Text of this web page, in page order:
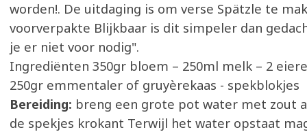
worden!. De uitdaging is om verse Spätzle te
voorverpakte Blijkbaar is dit simpeler dan
je er niet voor nodig".
Ingrediënten 350gr bloem – 250ml melk – 2
250gr emmentaler of gruyèrekaas - spekblokjes
Bereiding: breng een grote pot water met zout
de spekjes krokant Terwijl het water opstaat